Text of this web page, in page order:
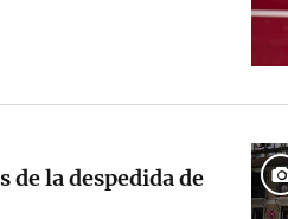
de la despedida de